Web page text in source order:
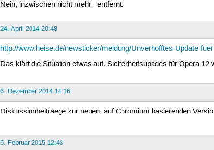
Nein, inzwischen nicht mehr - entfernt.
24. April 2014 20:48
http://www.heise.de/newsticker/meldung/Unverhofftes-Update-
Das klärt die Situation etwas auf. Sicherheitsupades für Opera 12
6. Dezember 2014 18:16
Diskussionbeitraege zur neuen, auf Chromium basierenden
5. Februar 2015 12:43